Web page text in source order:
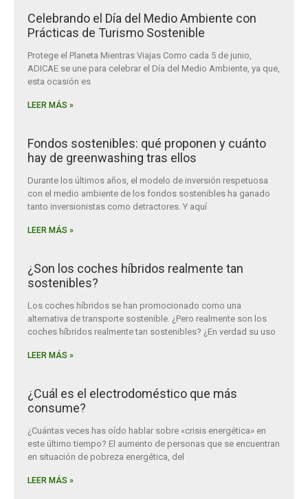
Celebrando el Día del Medio Ambiente con
Prácticas de Turismo Sostenible
Protege el Planeta Mientras Viajas Como cada 5 de junio,
ADICAE se une para celebrar el Día del Medio Ambiente, ya que,
esta ocasión es
LEER MÁS »
Fondos sostenibles: qué proponen y cuánto
hay de greenwashing tras ellos
Durante los últimos años, el modelo de inversión respetuosa
con el medio ambiente de los fondos sostenibles ha ganado
tanto inversionistas como detractores. Y aquí
LEER MÁS »
¿Son los coches híbridos realmente tan
sostenibles?
Los coches híbridos se han promocionado como una
alternativa de transporte sostenible. ¿Pero realmente son los
coches híbridos realmente tan sostenibles? ¿En verdad su uso
LEER MÁS »
¿Cuál es el electrodoméstico que más
consume?
¿Cuántas veces has oído hablar sobre «crisis energética» en
este último tiempo? El aumento de personas que se encuentran
en situación de pobreza energética, del
LEER MÁS »